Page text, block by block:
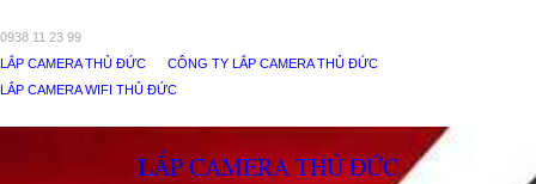
0938 11 23 99
LẮP CAMERA THỦ ĐỨC
CÔNG TY LẮP CAMERA THỦ ĐỨC
LẮP CAMERA WIFI THỦ ĐỨC
LẮP CAMERA THỦ ĐỨC